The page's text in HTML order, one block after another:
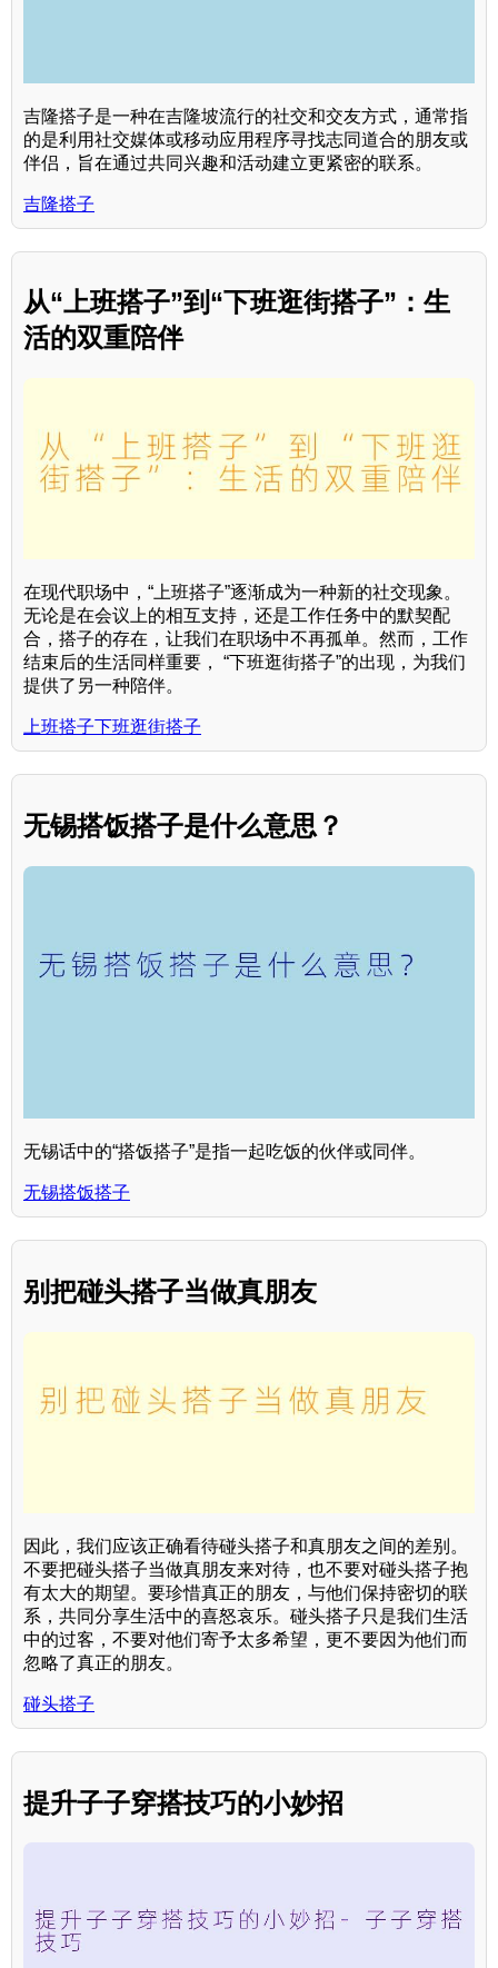
吉隆搭子是一种在吉隆坡流行的社交和交友方式，通常指
的是利用社交媒体或移动应用程序寻找志同道合的朋友或
伴侣，旨在通过共同兴趣和活动建立更紧密的联系。
吉隆搭子
从“上班搭子”到“下班逛街搭子”：生
活的双重陪伴
在现代职场中，“上班搭子”逐渐成为一种新的社交现象。
无论是在会议上的相互支持，还是工作任务中的默契配
合，搭子的存在，让我们在职场中不再孤单。然而，工作
结束后的生活同样重要， “下班逛街搭子”的出现，为我们
提供了另一种陪伴。
上班搭子下班逛街搭子
无锡搭饭搭子是什么意思？
无锡话中的“搭饭搭子”是指一起吃饭的伙伴或同伴。
无锡搭饭搭子
别把碰头搭子当做真朋友
因此，我们应该正确看待碰头搭子和真朋友之间的差别。
不要把碰头搭子当做真朋友来对待，也不要对碰头搭子抱
有太大的期望。要珍惜真正的朋友，与他们保持密切的联
系，共同分享生活中的喜怒哀乐。碰头搭子只是我们生活
中的过客，不要对他们寄予太多希望，更不要因为他们而
忽略了真正的朋友。
碰头搭子
提升子子穿搭技巧的小妙招